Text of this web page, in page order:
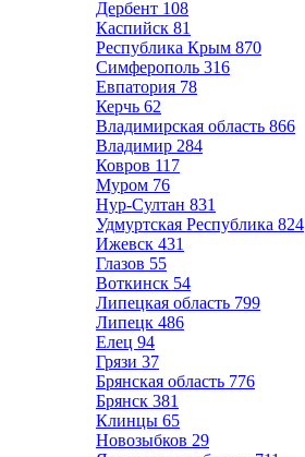
Дербент 108
Каспийск 81
Республика Крым 870
Симферополь 316
Евпатория 78
Керчь 62
Владимирская область 866
Владимир 284
Ковров 117
Муром 76
Нур-Султан 831
Удмуртская Республика 824
Ижевск 431
Глазов 55
Воткинск 54
Липецкая область 799
Липецк 486
Елец 94
Грязи 37
Брянская область 776
Брянск 381
Клинцы 65
Новозыбков 29